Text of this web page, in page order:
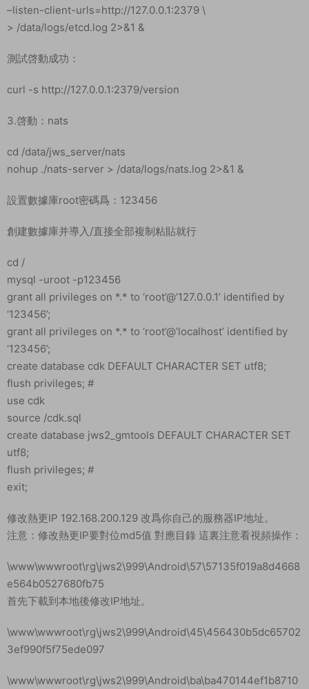
–listen-client-urls=http://127.0.0.1:2379 \
> /data/logs/etcd.log 2>&1 &
測試啓動成功：
curl -s http://127.0.0.1:2379/version
3.啓動：nats
cd /data/jws_server/nats
nohup ./nats-server > /data/logs/nats.log 2>&1 &
設置數據庫root密碼爲：123456
創建數據庫并導入/直接全部複制粘貼就行
cd /
mysql -uroot -p123456
grant all privileges on *.* to ‘root’@’127.0.0.1’ identified by
‘123456’;
grant all privileges on *.* to ‘root’@’localhost’ identified by
‘123456’;
create database cdk DEFAULT CHARACTER SET utf8;
flush privileges; #
use cdk
source /cdk.sql
create database jws2_gmtools DEFAULT CHARACTER SET
utf8;
flush privileges; #
exit;
修改熱更IP 192.168.200.129 改爲你自己的服務器IP地址。
注意：修改熱更IP要對位md5值 對應目錄 這裏注意看視頻操作：
\www\wwwroot\rg\jws2\999\Android\57\57135f019a8d4668
e564b0527680fb75
首先下載到本地後修改IP地址。
\www\wwwroot\rg\jws2\999\Android\45\456430b5dc65702
3ef990f5f75ede097
\www\wwwroot\rg\jws2\999\Android\ba\ba470144ef1b8710